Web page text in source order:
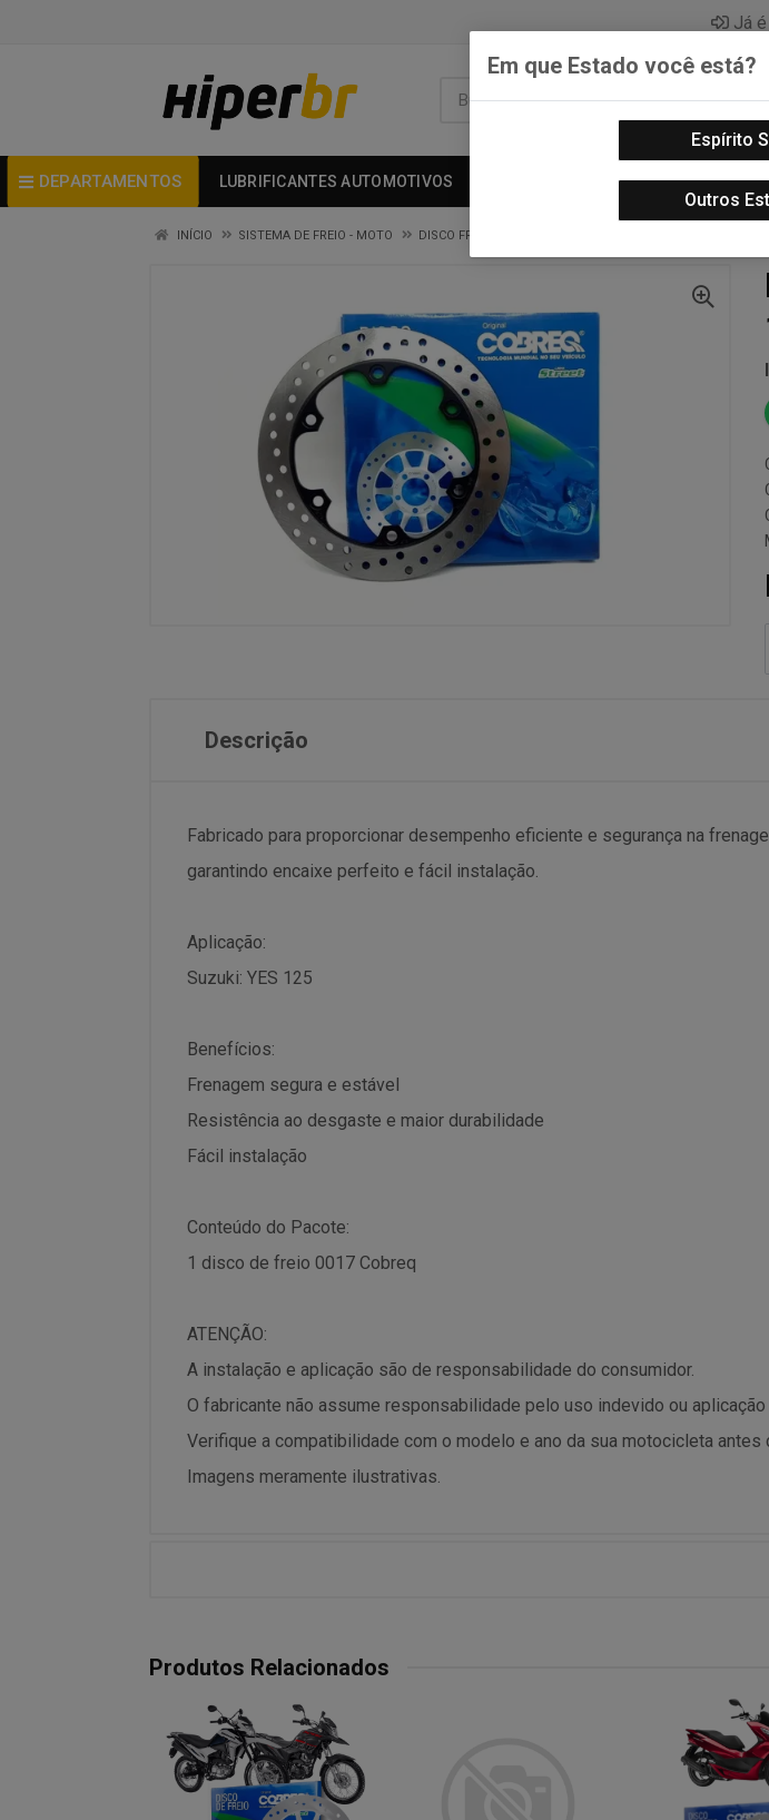
Já
DEPARTAMENTOS LUBRIFICANTES AUTOMOTIVOS PECAS AUTOMOTIVAS
INÍCIO SISTEMA DE FREIO - MOTO DISCO FREIO - MOTO
Descrição
Fabricado para proporcionar desempenho eficiente e segurança na
garantindo encaixe perfeito e fácil instalação.
Aplicação:
Suzuki: YES 125
Benefícios:
Frenagem segura e estável
Resistência ao desgaste e maior durabilidade
Fácil instalação
Conteúdo do Pacote:
1 disco de freio 0017 Cobreq
ATENÇÃO:
A instalação e aplicação são de responsabilidade do consumidor.
O fabricante não assume responsabilidade pelo uso indevido ou aplicação
Verifique a compatibilidade com o modelo e ano da sua motocicleta antes
Imagens meramente ilustrativas.
Produtos Relacionados
Em que Estado você está?
Espírito
Outros